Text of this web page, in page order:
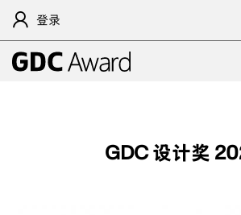
登录
GDC 设计奖